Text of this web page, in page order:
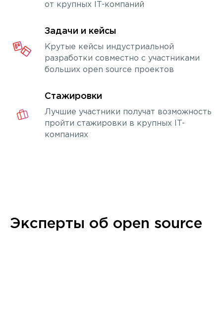
от крупных IT-компаний
Задачи и кейсы
Крутые кейсы индустриальной
разработки совместно с участниками
больших open source проектов
Стажировки
Лучшие участники получат возможность
пройти стажировки в крупных IT-
компаниях
Эксперты об open source